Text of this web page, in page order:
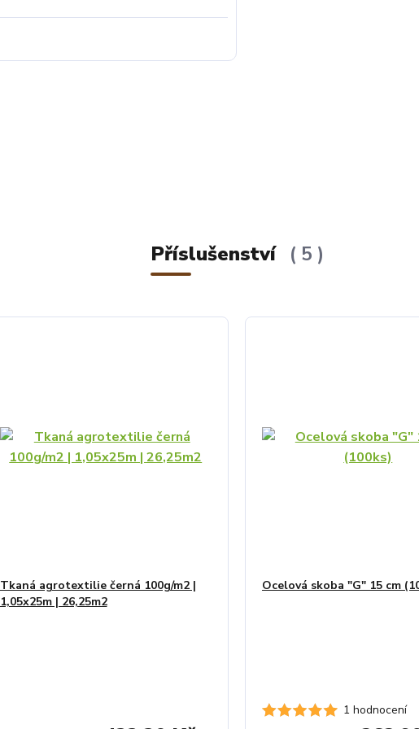
Příslušenství 5
Tkaná agrotextilie černá 100g/m2 |
1,05x25m | 26,25m2
1 hodnocení
Ocelová skoba "G" 15 cm